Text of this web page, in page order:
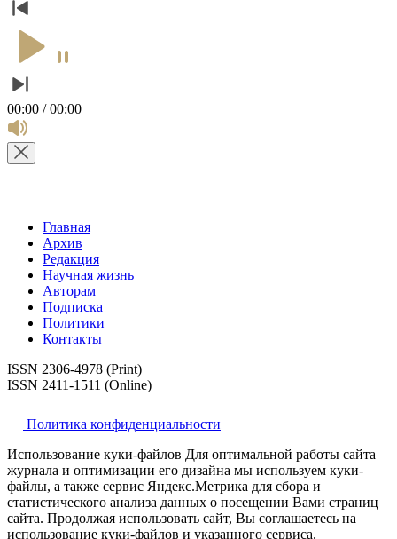
00:00 / 00:00
Главная
Архив
Редакция
Научная жизнь
Авторам
Подписка
Политики
Контакты
ISSN 2306-4978 (Print)
ISSN 2411-1511 (Online)
Политика конфиденциальности
Использование куки-файлов Для оптимальной работы сайта
журнала и оптимизации его дизайна мы используем куки-
файлы, а также сервис Яндекс.Метрика для сбора и
статистического анализа данных о посещении Вами страниц
сайта. Продолжая использовать сайт, Вы соглашаетесь на
использование куки-файлов и указанного сервиса.